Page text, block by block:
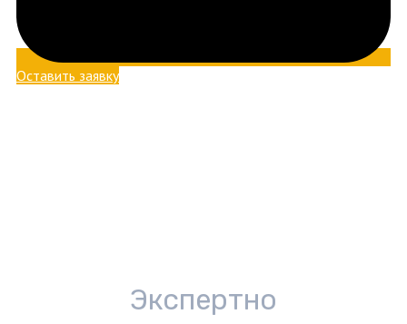
Оставить заявку
Экспертно